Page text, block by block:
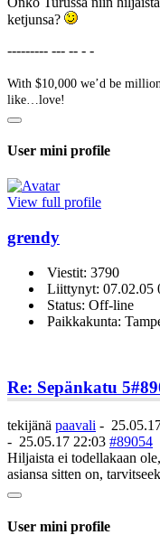
ketjunsa?
--------- --- -- - -
With $10,000 we’d be
like…love!
User mini profile
View full profile
grendy
Viestit: 3790
Liittynyt: 07.02.05
Status: Off-line
Paikkakunta:
Re: Sepänkatu 5
tekijänä paavali -
- 25.05.17 22:03 #89054
Hiljaista ei todellakaan
asiansa sitten on,
User mini profile